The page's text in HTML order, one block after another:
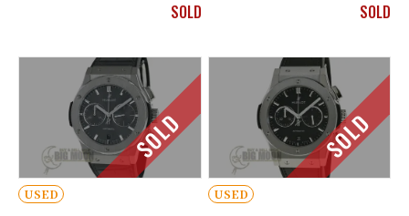
SOLD SOLD
SOLD
USED
SOLD
USED